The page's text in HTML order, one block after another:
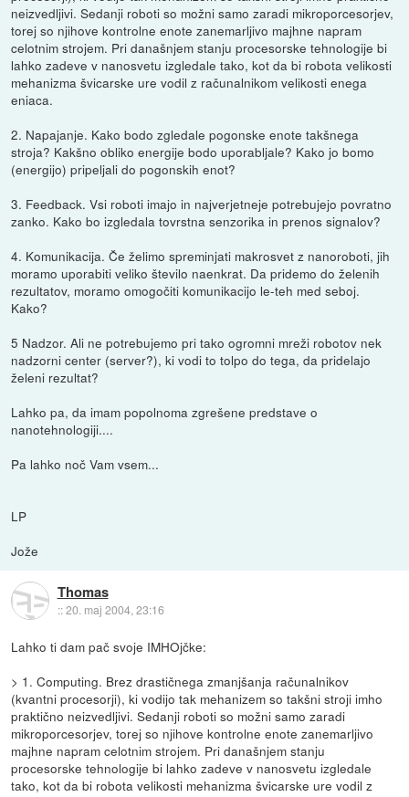
neizvedljivi. Sedanji roboti so možni samo zaradi mikroporcesorjev,
torej so njihove kontrolne enote zanemarljivo majhne napram
celotnim strojem. Pri današnjem stanju procesorske tehnologije bi
lahko zadeve v nanosvetu izgledale tako, kot da bi robota velikosti
mehanizma švicarske ure vodil z računalnikom velikosti enega
eniaca.
2. Napajanje. Kako bodo zgledale pogonske enote takšnega
stroja? Kakšno obliko energije bodo uporabljale? Kako jo bomo
(energijo) pripeljali do pogonskih enot?
3. Feedback. Vsi roboti imajo in najverjetneje potrebujejo povratno
zanko. Kako bo izgledala tovrstna senzorika in prenos signalov?
4. Komunikacija. Če želimo spreminjati makrosvet z nanoroboti, jih
moramo uporabiti veliko število naenkrat. Da pridemo do želenih
rezultatov, moramo omogočiti komunikacijo le-teh med seboj.
Kako?
5 Nadzor. Ali ne potrebujemo pri tako ogromni mreži robotov nek
nadzorni center (server?), ki vodi to tolpo do tega, da pridelajo
želeni rezultat?
Lahko pa, da imam popolnoma zgrešene predstave o
nanotehnologiji....
Pa lahko noč Vam vsem...
LP
Jože
Thomas
::20. maj 2004, 23:16
Lahko ti dam pač svoje IMHOjčke:
> 1. Computing. Brez drastičnega zmanjšanja računalnikov
(kvantni procesorji), ki vodijo tak mehanizem so takšni stroji imho
praktično neizvedljivi. Sedanji roboti so možni samo zaradi
mikroporcesorjev, torej so njihove kontrolne enote zanemarljivo
majhne napram celotnim strojem. Pri današnjem stanju
procesorske tehnologije bi lahko zadeve v nanosvetu izgledale
tako, kot da bi robota velikosti mehanizma švicarske ure vodil z